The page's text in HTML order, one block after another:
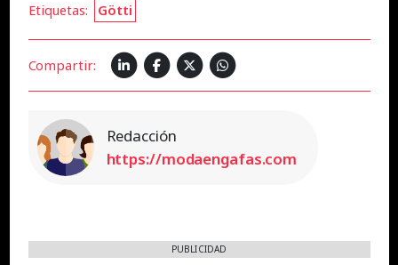
Etiquetas: Götti
Compartir:
Redacción
https://modaengafas.com
PUBLICIDAD